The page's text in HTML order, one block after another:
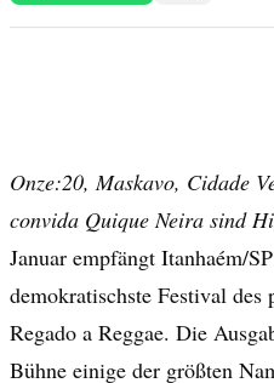
Onze:20, Maskavo, Cidade
convida Quique Neira sind
Januar empfängt Itanhaém/
demokratischste Festival des
Regado a Reggae. Die
Bühne einige der größten